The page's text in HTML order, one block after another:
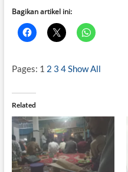
Bagikan artikel ini:
Pages: 1 2 3 4 Show All
Related